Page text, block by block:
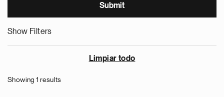
Show Filters
Limpiar todo
Showing 1 results